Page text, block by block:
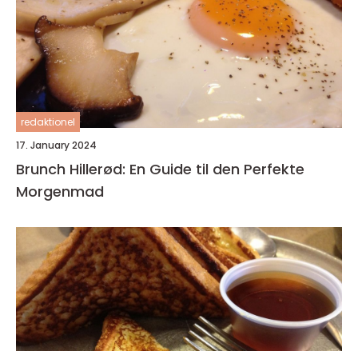
redaktionel
17. January 2024
Brunch Hillerød: En Guide til den Perfekte
Morgenmad